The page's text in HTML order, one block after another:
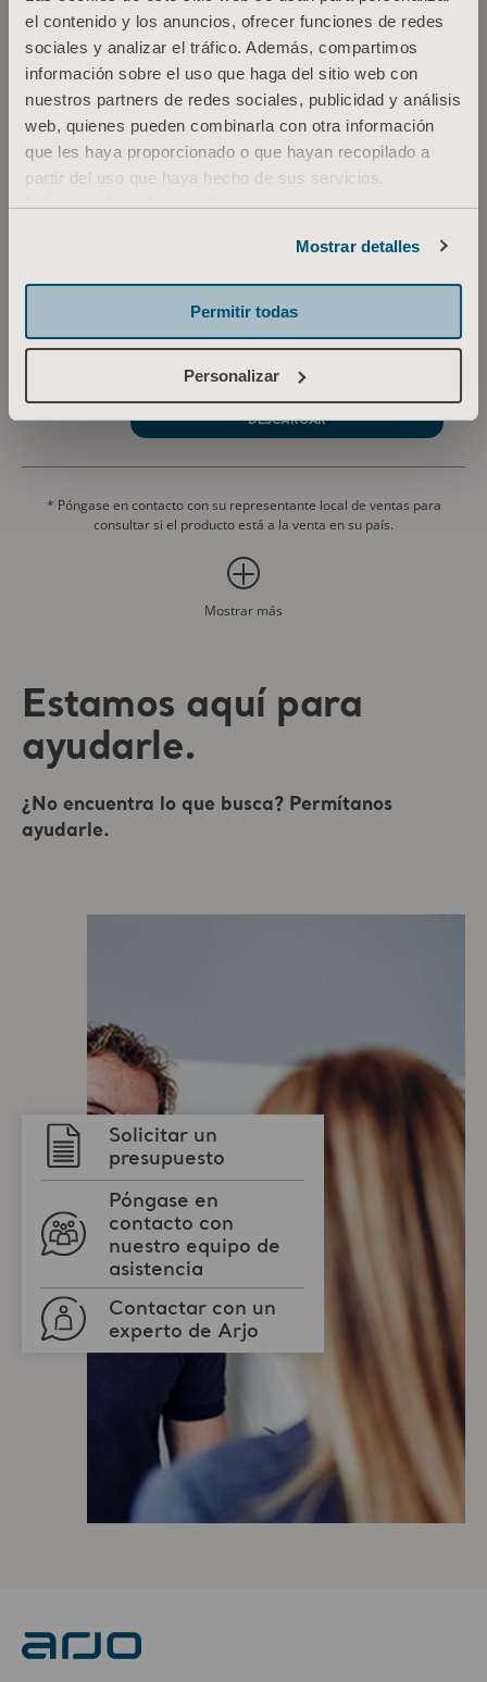
el contenido y los anuncios, ofrecer funciones de redes
sociales y analizar el tráfico. Además, compartimos
información sobre el uso que haga del sitio web con
nuestros partners de redes sociales, publicidad y análisis
web, quienes pueden combinarla con otra información
que les haya proporcionado o que hayan recopilado a
partir del uso que haya hecho de sus servicios.
Información sobre cookies
Mostrar detalles
Permitir todas
Personalizar
Medical beds accessories Brochure
Tipo: Folleto
ES Spain
DESCARGAR
Tipo: Folleto
ES Spain
DESCARGAR
* Póngase en contacto con su representante local de ventas para
consultar si el producto está a la venta en su país.
Mostrar más
Estamos aquí para
ayudarle.
¿No encuentra lo que busca? Permítanos
ayudarle.
Solicitar un
presupuesto
Póngase en
contacto con
nuestro equipo de
asistencia
Contactar con un
experto de Arjo